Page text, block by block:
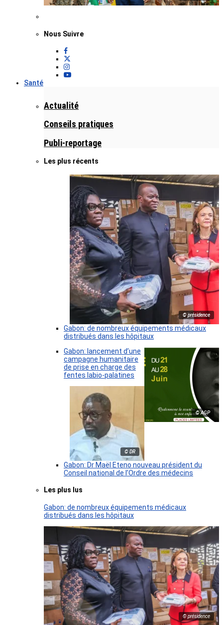
Nous Suivre
Santé
Actualité
Conseils pratiques
Publi-reportage
Les plus récents
© présidence
Gabon: de nombreux équipements médicaux
distribués dans les hôpitaux
© AGP
Gabon: lancement d’une
campagne humanitaire
de prise en charge des
fentes labio-palatines
© DR
Gabon: Dr Maël Eteno nouveau président du
Conseil national de l’Ordre des médecins
Les plus lus
Gabon: de nombreux équipements médicaux
distribués dans les hôpitaux
© présidence